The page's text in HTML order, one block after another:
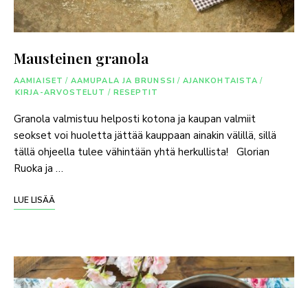
Mausteinen granola
AAMIAISET / AAMUPALA JA BRUNSSI / AJANKOHTAISTA /
KIRJA-ARVOSTELUT / RESEPTIT
Granola valmistuu helposti kotona ja kaupan valmiit
seokset voi huoletta jättää kauppaan ainakin välillä, sillä
tällä ohjeella tulee vähintään yhtä herkullista! Glorian
Ruoka ja …
LUE LISÄÄ